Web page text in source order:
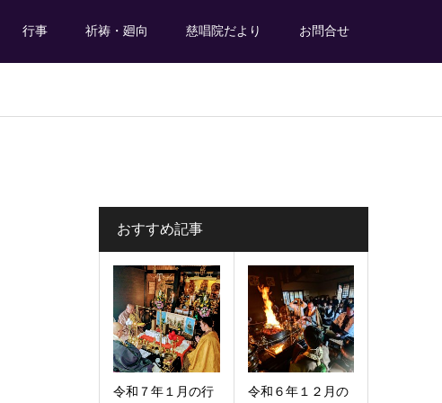
行事 祈祷・廻向 慈唱院だより お問合せ
おすすめ記事
令和７年１月の行
令和６年１２月の